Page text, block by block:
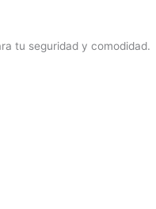
tu seguridad y comodidad.